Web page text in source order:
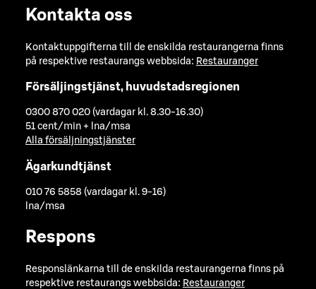
Kontakta oss
Kontaktuppgifterna till de enskilda restaurangerna finns
på respektive restaurangs webbsida: Restauranger
Försäljingstjänst, huvudstadsregionen
0300 870 020 (vardagar kl. 8.30-16.30)
51 cent/min + lna/msa
Alla försäljningstjänster
Ägarkundtjänst
010 76 5858 (vardagar kl. 9-16)
lna/msa
Respons
Responslänkarna till de enskilda restaurangerna finns på
respektive restaurangs webbsida: Restauranger